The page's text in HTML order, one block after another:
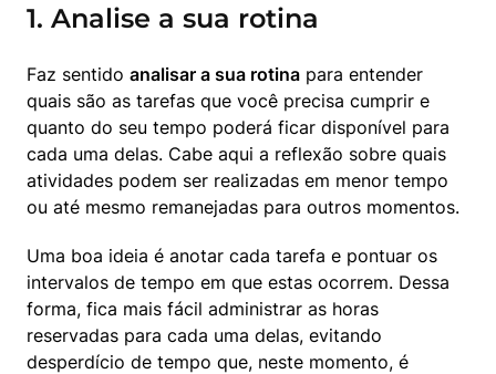
1. Analise a sua rotina
Faz sentido analisar a sua rotina para entender
quais são as tarefas que você precisa cumprir e
quanto do seu tempo poderá ficar disponível para
cada uma delas. Cabe aqui a reflexão sobre quais
atividades podem ser realizadas em menor tempo
ou até mesmo remanejadas para outros momentos.
Uma boa ideia é anotar cada tarefa e pontuar os
intervalos de tempo em que estas ocorrem. Dessa
forma, fica mais fácil administrar as horas
reservadas para cada uma delas, evitando
desperdício de tempo que, neste momento, é